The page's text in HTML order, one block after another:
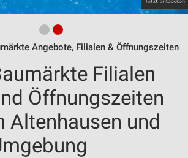
Angebote, Filialen & Öffnungszeiten
Filialen
Öffnungszeiten
Altenhausen und